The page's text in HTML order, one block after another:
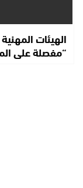
الهيئات
“مفصلة على